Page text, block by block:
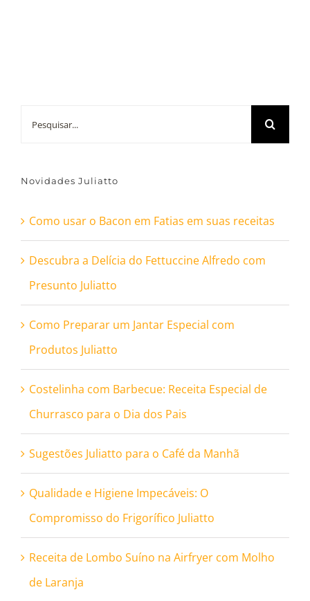
Novidades Juliatto
Como usar o Bacon em Fatias em suas receitas
Descubra a Delícia do Fettuccine Alfredo com
Presunto Juliatto
Como Preparar um Jantar Especial com
Produtos Juliatto
Costelinha com Barbecue: Receita Especial de
Churrasco para o Dia dos Pais
Sugestões Juliatto para o Café da Manhã
Qualidade e Higiene Impecáveis: O
Compromisso do Frigorífico Juliatto
Receita de Lombo Suíno na Airfryer com Molho
de Laranja